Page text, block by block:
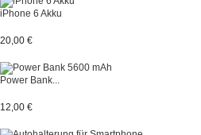
iPhone 6 Akku
20,00 €
Power Bank...
12,00 €